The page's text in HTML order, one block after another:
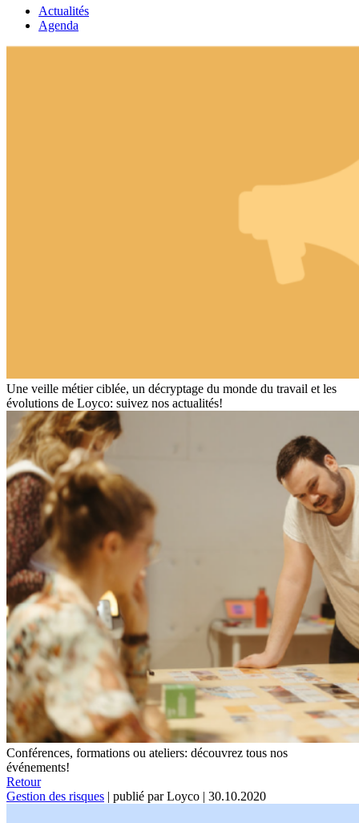
Actualités
Agenda
Une veille métier ciblée, un décryptage du monde du travail et les
évolutions de Loyco: suivez nos actualités!
Conférences, formations ou ateliers: découvrez tous nos
événements!
Retour
Gestion des risques | publié par Loyco | 30.10.2020